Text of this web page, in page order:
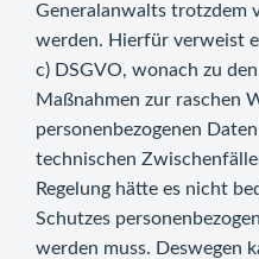
Generalanwalts trotzdem
werden. Hierfür verweist
c) DSGVO, wonach zu
Maßnahmen zur raschen
personenbezogenen
technischen
Regelung hätte es nicht
Schutzes
werden muss. Deswegen